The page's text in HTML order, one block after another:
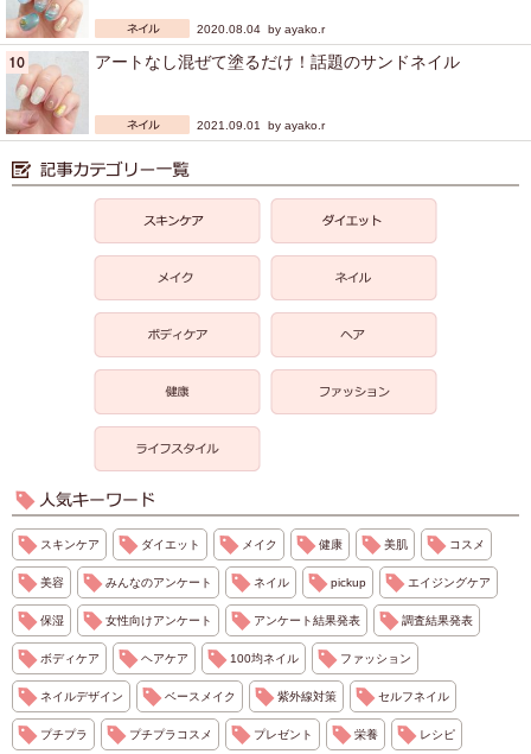
2020.08.04 by ayako.r
アートなし混ぜて塗るだけ！話題のサンドネイル
2021.09.01 by ayako.r
スキンケア ダイエット メイク 健康 美肌 コスメ
美容 みんなのアンケート ネイル pickup エイジングケア
保湿 女性向けアンケート アンケート結果発表 調査結果発表
ボディケア ヘアケア 100均ネイル ファッション
ネイルデザイン ベースメイク 紫外線対策 セルフネイル
プチプラ プチプラコスメ プレゼント 栄養 レシピ